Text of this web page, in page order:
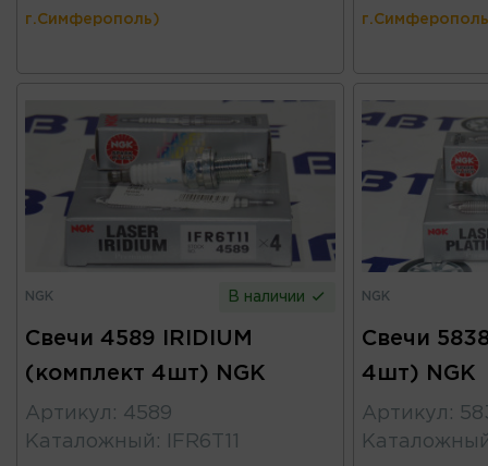
г.Симферополь)
NGK В наличии
Свечи 4589 IRIDIUM
(комплект 4шт) NGK
Артикул : 4589
Каталожный : IFR6T11
NGK
Свечи
4шт) NGK
Артикул :